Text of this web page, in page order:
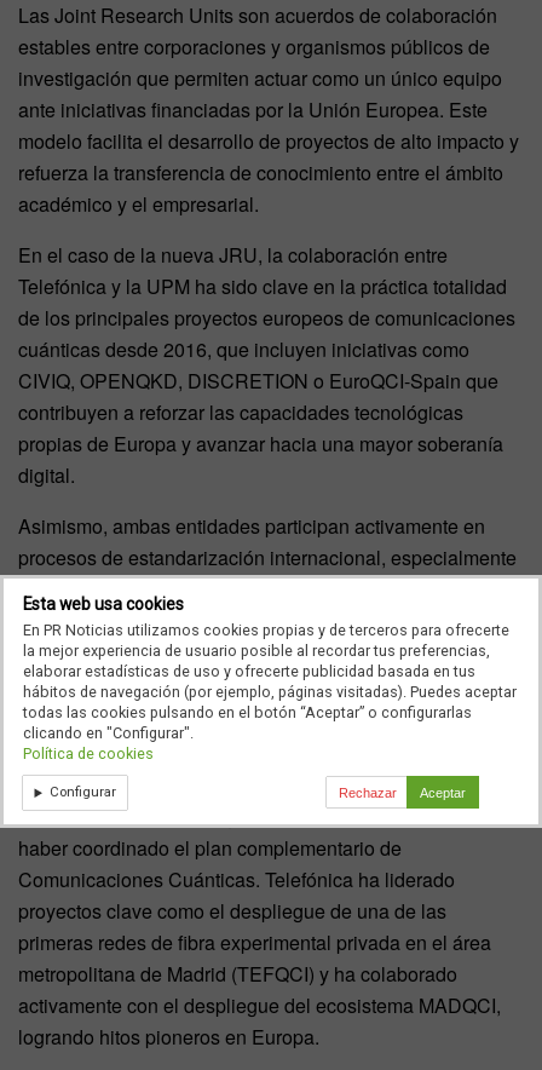
Las Joint Research Units son acuerdos de colaboración
estables entre corporaciones y organismos públicos de
investigación que permiten actuar como un único equipo
ante iniciativas financiadas por la Unión Europea. Este
modelo facilita el desarrollo de proyectos de alto impacto y
refuerza la transferencia de conocimiento entre el ámbito
académico y el empresarial.
En el caso de la nueva JRU, la colaboración entre
Telefónica y la UPM ha sido clave en la práctica totalidad
de los principales proyectos europeos de comunicaciones
cuánticas desde 2016, que incluyen iniciativas como
CIVIQ, OPENQKD, DISCRETION o EuroQCI-Spain que
contribuyen a reforzar las capacidades tecnológicas
propias de Europa y avanzar hacia una mayor soberanía
digital.
Asimismo, ambas entidades participan activamente en
procesos de estandarización internacional, especialmente
en el seno de ETSI, el European Telecommunications
Standards Institute, una colaboración que contribuye a
definir el futuro de estas tecnologías.
La alianza también se enmarca en el impulso de las
iniciativas nacionales en comunicaciones cuánticas,
donde la UPM desempeña un papel destacado como uno
de los centros de investigación de referencia, además de
haber coordinado el plan complementario de
Comunicaciones Cuánticas. Telefónica ha liderado
proyectos clave como el despliegue de una de las
primeras redes de fibra experimental privada en el área
metropolitana de Madrid (TEFQCI) y ha colaborado
activamente con el despliegue del ecosistema MADQCI,
logrando hitos pioneros en Europa.
Esta web usa cookies
En PR Noticias utilizamos cookies propias y de terceros para ofrecerte
la mejor experiencia de usuario posible al recordar tus preferencias,
elaborar estadísticas de uso y ofrecerte publicidad basada en tus
hábitos de navegación (por ejemplo, páginas visitadas). Puedes aceptar
todas las cookies pulsando en el botón “Aceptar” o configurarlas
clicando en "Configurar".
Política de cookies
Configurar Rechazar Aceptar